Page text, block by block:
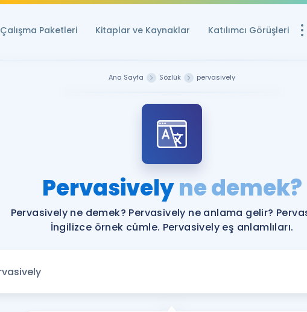
Çalışma Paketleri Kitaplar ve Kaynaklar Katılımcı Görüşleri
Ücretsiz
YDS ve YÖKDİL
YDS ve YÖKDİL'e
Tüm ÖSYM
Ana Sayfa Sözlük pervasively
Pervasivelyne demek?
Pervasively ne demek? Pervasively ne anlama gelir?
İngilizce örnek cümle. Pervasively eş anlamlıları.